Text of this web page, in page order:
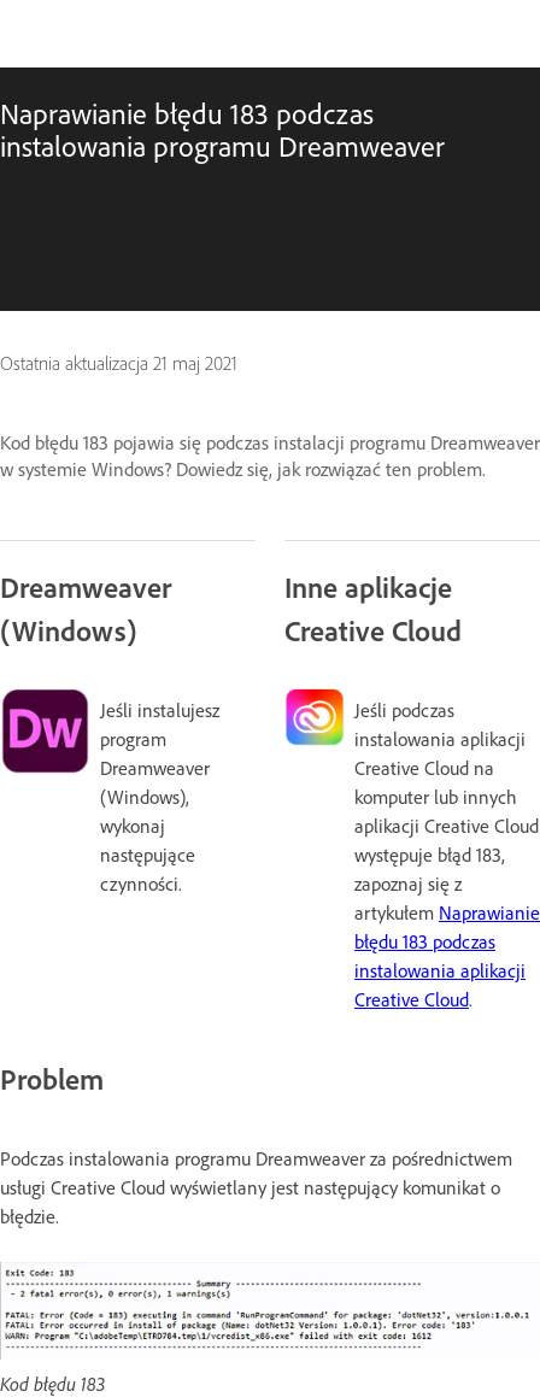
Naprawianie błędu 183 podczas
instalowania programu Dreamweaver
Ostatnia aktualizacja 21 maj 2021
Kod błędu 183 pojawia się podczas instalacji programu Dreamweaver
w systemie Windows? Dowiedz się, jak rozwiązać ten problem.
Dreamweaver
(Windows)
Jeśli instalujesz
program
Dreamweaver
(Windows),
wykonaj
następujące
czynności.
Inne aplikacje
Creative Cloud
Jeśli podczas
instalowania aplikacji
Creative Cloud na
komputer lub innych
aplikacji Creative Cloud
występuje błąd 183,
zapoznaj się z
artykułem Naprawianie
błędu 183 podczas
instalowania aplikacji
Creative Cloud.
Problem
Podczas instalowania programu Dreamweaver za pośrednictwem
usługi Creative Cloud wyświetlany jest następujący komunikat o
błędzie.
Kod błędu 183